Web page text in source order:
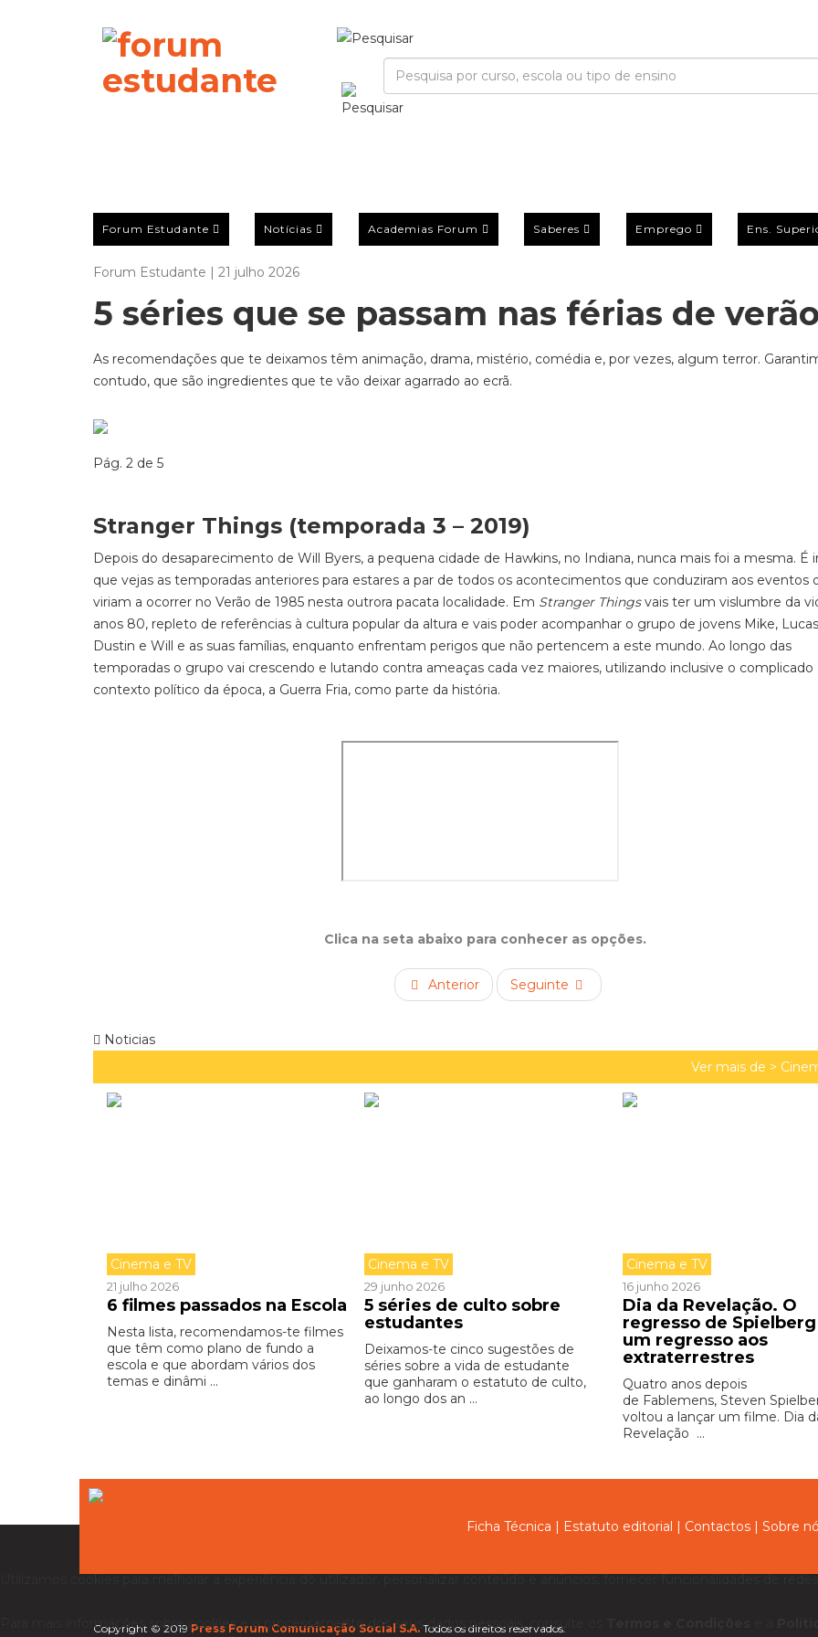
Forum Estudante Notícias Academias Forum Saberes Emprego Ens.
Forum Estudante | 21 julho 2026
5 séries que se passam nas férias de verão
As recomendações que te deixamos têm animação, drama, mistério, comédia e, por vezes, algum terror.
contudo, que são ingredientes que te vão deixar agarrado ao ecrã.
Pág. 2 de 5
Stranger Things (temporada 3 – 2019)
Depois do desaparecimento de Will Byers, a pequena cidade de Hawkins, no Indiana, nunca mais foi a mesma. É
que vejas as temporadas anteriores para estares a par de todos os acontecimentos que conduziram aos eventos
viriam a ocorrer no Verão de 1985 nesta outrora pacata localidade. Em Stranger Thingsvais ter um vislumbre da
anos 80, repleto de referências à cultura popular da altura e vais poder acompanhar o grupo de jovens Mike,
Dustin e Will e as suas famílias, enquanto enfrentam perigos que não pertencem a este mundo. Ao longo das
temporadas o grupo vai crescendo e lutando contra ameaças cada vez maiores, utilizando inclusive o complicado
contexto político da época, a Guerra Fria, como parte da história.
Clica na seta abaixo para conhecer as opções.
Anterior Seguinte
Noticias
Ver mais de >
Cinema e TV
21 julho 2026
6 filmes passados na Escola
Nesta lista, recomendamos-te filmes
que têm como plano de fundo a
escola e que abordam vários dos
temas e dinâmi ...
Cinema e TV
29 junho 2026
5 séries de culto sobre
estudantes
Deixamos-te cinco sugestões de
séries sobre a vida de estudante
que ganharam o estatuto de culto,
ao longo dos an ...
Cinema e TV
16 junho 2026
Dia da Revelação. O
regresso de
um regresso aos
extraterrestres
Quatro anos depois
de Fablemens, Steven
voltou a lançar um filme. Dia
Revelação ...
Ficha Técnica | Estatuto editorial | Contactos | Sobre
Copyright © 2019 Press Forum Comunicação Social S.A. Todos os direitos reservados.
Utilizamos cookies para melhorar a experiência do utilizador, personalizar conteúdo e anúncios, fornecer funcionalidades de
Para mais informações sobre cookies e o processamento dos seus dados pessoais, consulte os